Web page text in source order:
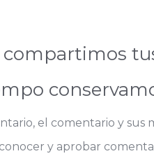
compartimos
el comentario y sus
y aprobar